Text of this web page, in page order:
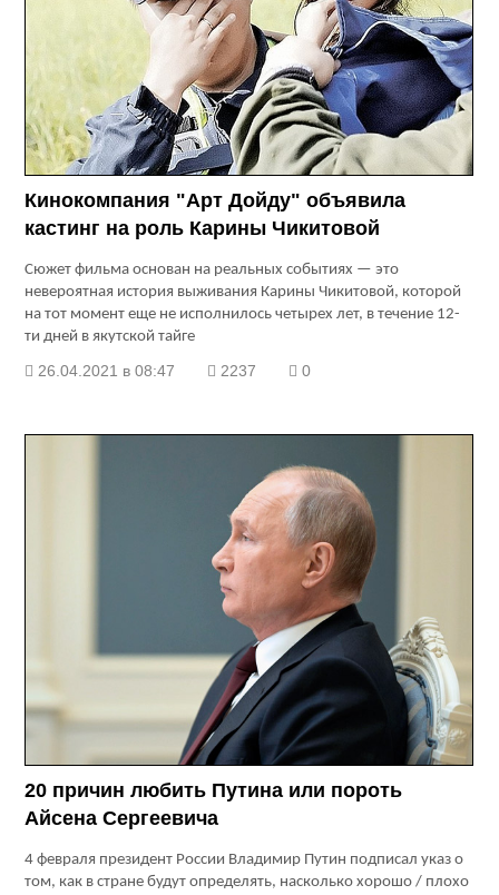
Кинокомпания "Арт Дойду" объявила
кастинг на роль Карины Чикитовой
Сюжет фильма основан на реальных событиях — это
невероятная история выживания Карины Чикитовой, которой
на тот момент еще не исполнилось четырех лет, в течение 12-
ти дней в якутской тайге
26.04.2021 в 08:47 2237 0
20 причин любить Путина или пороть
Айсена Сергеевича
4 февраля президент России Владимир Путин подписал указ о
том, как в стране будут определять, насколько хорошо / плохо